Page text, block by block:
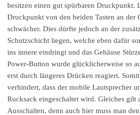
besitzen einen gut spürbaren Druckpunkt.
Druckpunkt von den beiden Tasten an der
schwächer. Dies dürfte jedoch an der
Schutzschicht liegen, welche eben dafür
ins innere eindringt und das Gehäuse
Power-Button wurde glücklicherweise so
erst durch längeres Drücken reagiert.
verhindert, dass der mobile Lautsprecher
Rucksack eingeschaltet wird. Gleiches gilt
Ausschalten, denn auch hier muss man